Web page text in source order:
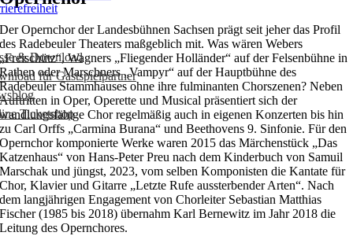
& Download
für Gastspielpartner
Ticketshop
Der Opernchor der Landesbühnen Sachsen prägt seit jeher das Profil
des Radebeuler Theaters maßgeblich mit. Was wären Webers
„Freischütz“, Wagners „Fliegender Holländer“ auf der Felsenbühne in
Rathen oder Marschners „Vampyr“ auf der Hauptbühne des
Radebeuler Stammhauses ohne ihre fulminanten Chorszenen? Neben
Auftritten in Oper, Operette und Musical präsentiert sich der
wandlungsfähige Chor regelmäßig auch in eigenen Konzerten bis hin
zu Carl Orffs „Carmina Burana“ und Beethovens 9. Sinfonie. Für den
Opernchor komponierte Werke waren 2015 das Märchenstück „Das
Katzenhaus“ von Hans-Peter Preu nach dem Kinderbuch von Samuil
Marschak und jüngst, 2023, vom selben Komponisten die Kantate für
Chor, Klavier und Gitarre „Letzte Rufe aussterbender Arten“. Nach
dem langjährigen Engagement von Chorleiter Sebastian Matthias
Fischer (1985 bis 2018) übernahm Karl Bernewitz im Jahr 2018 die
Leitung des Opernchores.